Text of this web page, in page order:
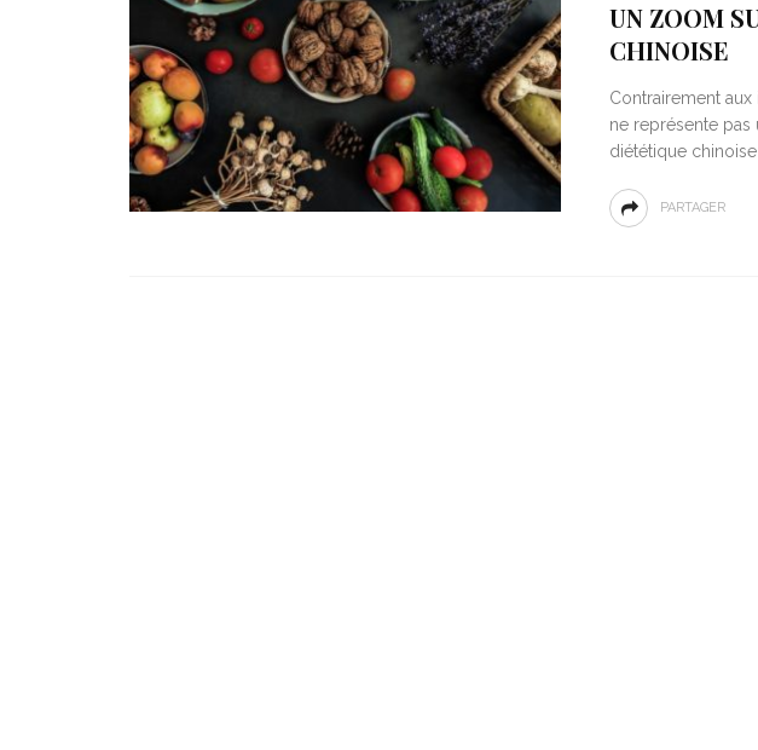
UN ZOOM
CHINOISE
Contrairement
ne représente pas
diététique chinoise
PARTAGER